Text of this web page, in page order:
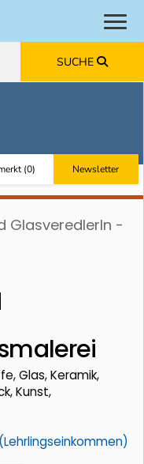
SUCHE
(0) Newsletter
GlasveredlerIn -
Glas, Keramik,
Kunst,